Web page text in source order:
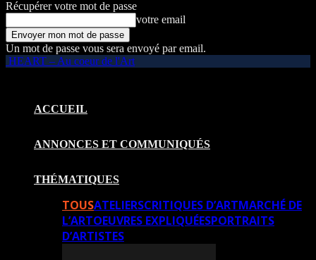
Récupérer votre mot de passe
votre email
Un mot de passe vous sera envoyé par email.
HEART – Au coeur de l'Art
ACCUEIL
ANNONCES ET COMMUNIQUÉS
THÉMATIQUES
TOUSATELIERSCRITIQUES D’ARTMARCHÉ DE
L’ARTOEUVRES EXPLIQUÉESPORTRAITS
D’ARTISTES